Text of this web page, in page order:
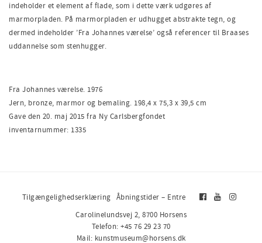
indeholder et element af flade, som i dette værk udgøres af
marmorpladen. På marmorpladen er udhugget abstrakte tegn, og
dermed indeholder ’Fra Johannes værelse’ også referencer til Braases
uddannelse som stenhugger.
Fra Johannes værelse. 1976
Jern, bronze, marmor og bemaling. 198,4 x 75,3 x 39,5 cm
Gave den 20. maj 2015 fra Ny Carlsbergfondet
inventarnummer: 1335
Tilgængelighedserklæring Åbningstider – Entre
Carolinelundsvej 2, 8700 Horsens
Telefon: +45 76 29 23 70
Mail: kunstmuseum@horsens.dk